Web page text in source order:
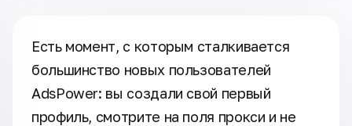
Есть момент, с которым сталкивается
большинство новых пользователей
AdsPower: вы создали свой первый
профиль, смотрите на поля прокси и не